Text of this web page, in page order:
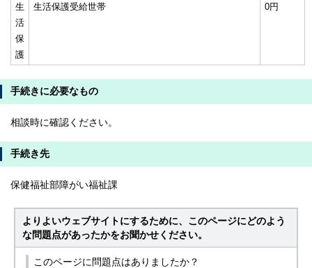
生
活
保
護
生活保護受給世帯 0円
手続きに必要なもの
相談時に確認ください。
手続き先
保健福祉部障がい福祉課
よりよいウェブサイトにするために、このページにどのよう
な問題点があったかをお聞かせください。
このページに問題点はありましたか？